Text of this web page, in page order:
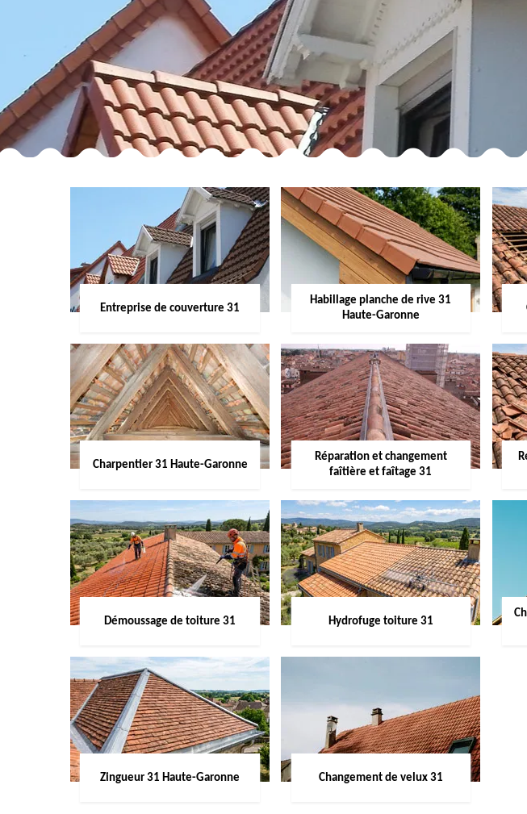
Entreprise de couverture 31
Habillage planche de rive 31
Haute-Garonne
Charpentier 31 Haute-Garonne
Réparation et changement
faîtière et faîtage 31
Démoussage de toiture 31 Hydrofuge toiture 31
Zingueur 31 Haute-Garonne Changement de velux 31